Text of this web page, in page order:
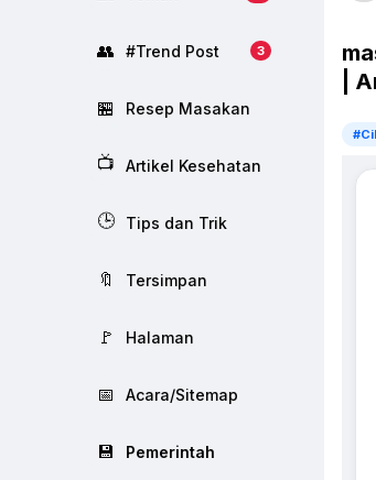
👥 #Trend Post 3
🏪 Resep Masakan
📺 Artikel Kesehatan
🕒 Tips dan Trik
🔖 Tersimpan
🚩 Halaman
📅 Acara/Sitemap
💾 Pemerintah
|